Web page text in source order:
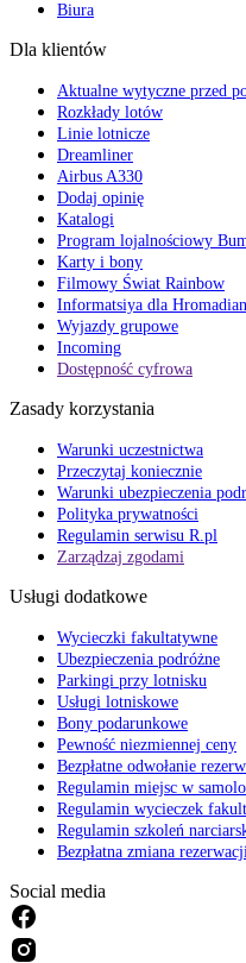
Biura
Dla klientów
Aktualne wytyczne przed
Rozkłady lotów
Linie lotnicze
Dreamliner
Airbus A330
Dodaj opinię
Katalogi
Program lojalnościowy
Karty i bony
Filmowy Świat Rainbow
Informatsiya dla
Wyjazdy grupowe
Incoming
Dostępność cyfrowa
Zasady korzystania
Warunki uczestnictwa
Przeczytaj koniecznie
Warunki ubezpieczenia
Polityka prywatności
Regulamin serwisu R.pl
Zarządzaj zgodami
Usługi dodatkowe
Wycieczki fakultatywne
Ubezpieczenia podróżne
Parkingi przy lotnisku
Usługi lotniskowe
Bony podarunkowe
Pewność niezmiennej ceny
Bezpłatne odwołanie
Regulamin miejsc w
Regulamin wycieczek
Regulamin szkoleń
Bezpłatna zmiana
Social media